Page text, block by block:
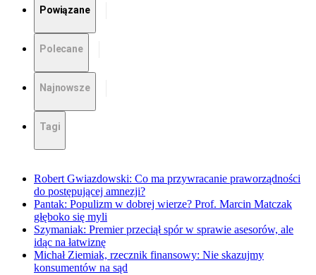
Powiązane
Polecane
Najnowsze
Tagi
Robert Gwiazdowski: Co ma przywracanie praworządności
do postępującej amnezji?
Pantak: Populizm w dobrej wierze? Prof. Marcin Matczak
głęboko się myli
Szymaniak: Premier przeciął spór w sprawie asesorów, ale
idąc na łatwiznę
Michał Ziemiak, rzecznik finansowy: Nie skazujmy
konsumentów na sąd